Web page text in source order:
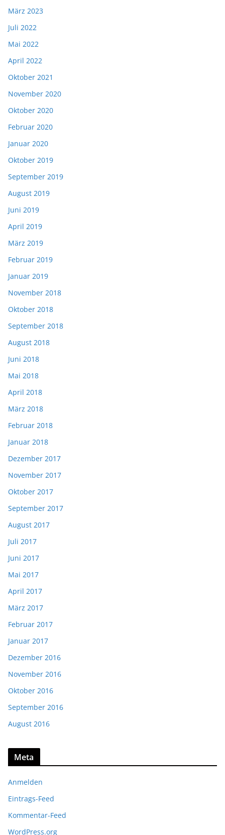
März 2023
Juli 2022
Mai 2022
April 2022
Oktober 2021
November 2020
Oktober 2020
Februar 2020
Januar 2020
Oktober 2019
September 2019
August 2019
Juni 2019
April 2019
März 2019
Februar 2019
Januar 2019
November 2018
Oktober 2018
September 2018
August 2018
Juni 2018
Mai 2018
April 2018
März 2018
Februar 2018
Januar 2018
Dezember 2017
November 2017
Oktober 2017
September 2017
August 2017
Juli 2017
Juni 2017
Mai 2017
April 2017
März 2017
Februar 2017
Januar 2017
Dezember 2016
November 2016
Oktober 2016
September 2016
August 2016
Meta
Anmelden
Eintrags-Feed
Kommentar-Feed
WordPress.org